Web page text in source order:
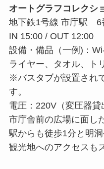
オートグラフコレクシ
地下鉄1号線 市庁駅 6
IN 15:00 / OUT 12:00
設備・備品（一例)：
ライヤー、タオル、ト
※バスタブが設置され
す。
電圧：220V（変圧器貸
市庁舎前の広場に面し
駅からも徒歩1分と明
観光地へのアクセスも